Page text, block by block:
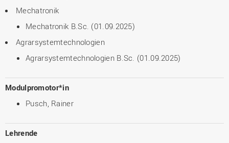
Mechatronik
Mechatronik B.Sc. (01.09.2025)
Agrarsystemtechnologien
Agrarsystemtechnologien B.Sc. (01.09.2025)
Modulpromotor*in
Pusch, Rainer
Lehrende